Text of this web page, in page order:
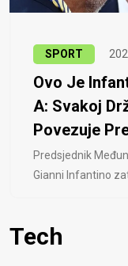
SPORT
Ovo Je
A: Svakoj
Povezuje
Predsjednik
Gianni Infantino
Tech